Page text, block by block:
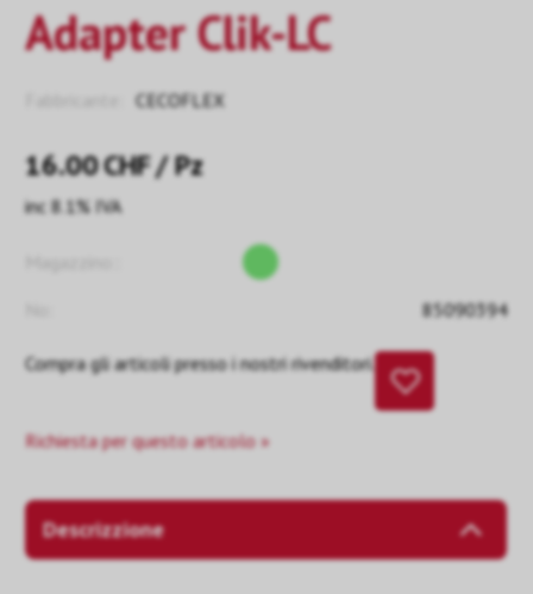
Adapter Clik-LC
CECOFLEX
16.00CHF/ Pz
inc 8.1% IVA
85090394
Compra gli articoli presso i nostri rivenditori.
Richiesta per questo articolo »
Descrizzione